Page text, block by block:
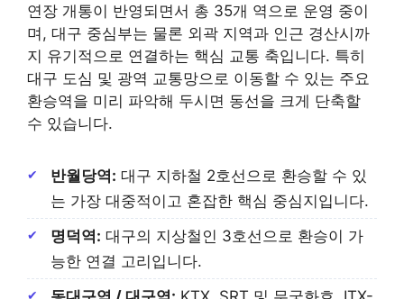
연장 개통이 반영되면서 총 35개 역으로 운영 중이
며, 대구 중심부는 물론 외곽 지역과 인근 경산시까
지 유기적으로 연결하는 핵심 교통 축입니다. 특히
대구 도심 및 광역 교통망으로 이동할 수 있는 주요
환승역을 미리 파악해 두시면 동선을 크게 단축할
수 있습니다.
반월당역: 대구 지하철 2호선으로 환승할 수 있
는 가장 대중적이고 혼잡한 핵심 중심지입니다.
명덕역: 대구의 지상철인 3호선으로 환승이 가
능한 연결 고리입니다.